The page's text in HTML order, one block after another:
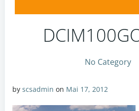
No Category
by scsadmin on Mai 17, 2012